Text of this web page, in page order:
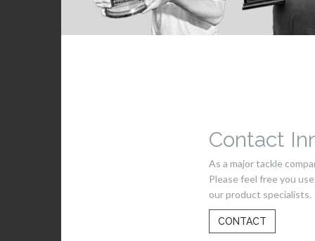
Contact
As a major tackle
Please feel free you
our product specialists.
CONTACT